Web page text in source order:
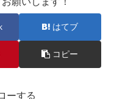
はてブ
コピー
ーする